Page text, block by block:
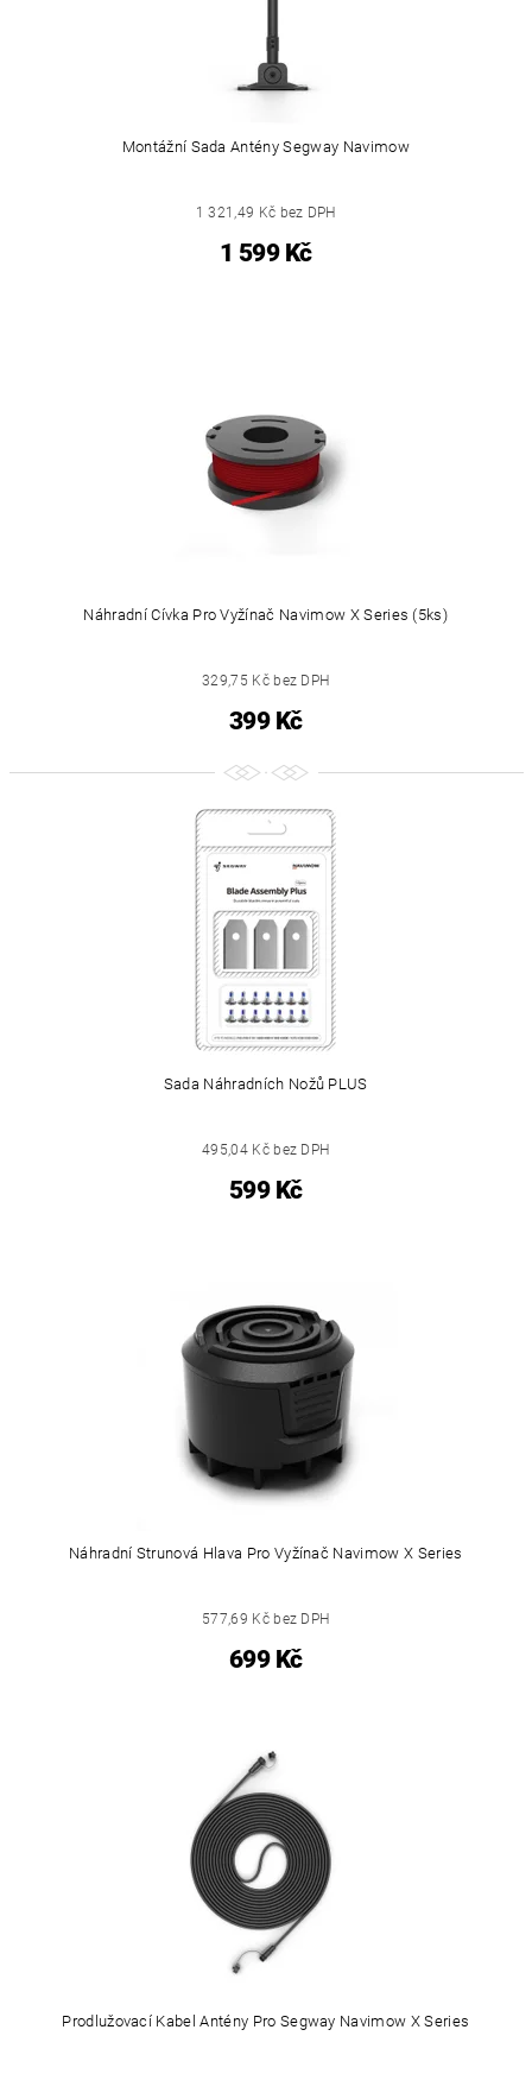
Montážní Sada Antény Segway Navimow
1 321,49 Kč bez DPH
1 599 Kč
Náhradní Cívka Pro Vyžínač Navimow X Series (5ks)
329,75 Kč bez DPH
399 Kč
Sada Náhradních Nožů PLUS
495,04 Kč bez DPH
599 Kč
Náhradní Strunová Hlava Pro Vyžínač Navimow X Series
577,69 Kč bez DPH
699 Kč
Prodlužovací Kabel Antény Pro Segway Navimow X Series